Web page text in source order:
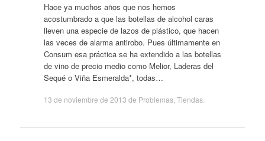
Hace ya muchos años que nos hemos
acostumbrado a que las botellas de alcohol caras
lleven una especie de lazos de plástico, que hacen
las veces de alarma antirobo. Pues últimamente en
Consum esa práctica se ha extendido a las botellas
de vino de precio medio como Melior, Laderas del
Sequé o Viña Esmeralda*, todas…
13 de noviembre de 2013 de Problemas, Tiendas.